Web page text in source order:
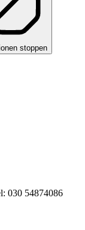
stoppen
030 54874086